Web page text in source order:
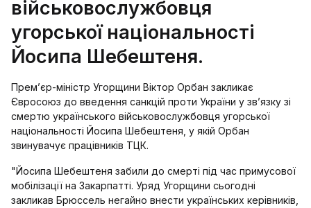
військовослужбовця
угорської національності
Йосипа Шебештеня.
Прем’єр-міністр Угорщини Віктор Орбан закликає
Євросоюз до введення санкцій проти України у зв’язку зі
смертю українського військовослужбовця угорської
національності Йосипа Шебештеня, у якій Орбан
звинувачує працівників ТЦК.
"Йосипа Шебештеня забили до смерті під час примусової
мобілізації на Закарпатті. Уряд Угорщини сьогодні
закликав Брюссель негайно внести українських керівників,